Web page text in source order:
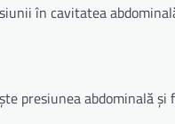
în cavitatea
presiunea abdominală